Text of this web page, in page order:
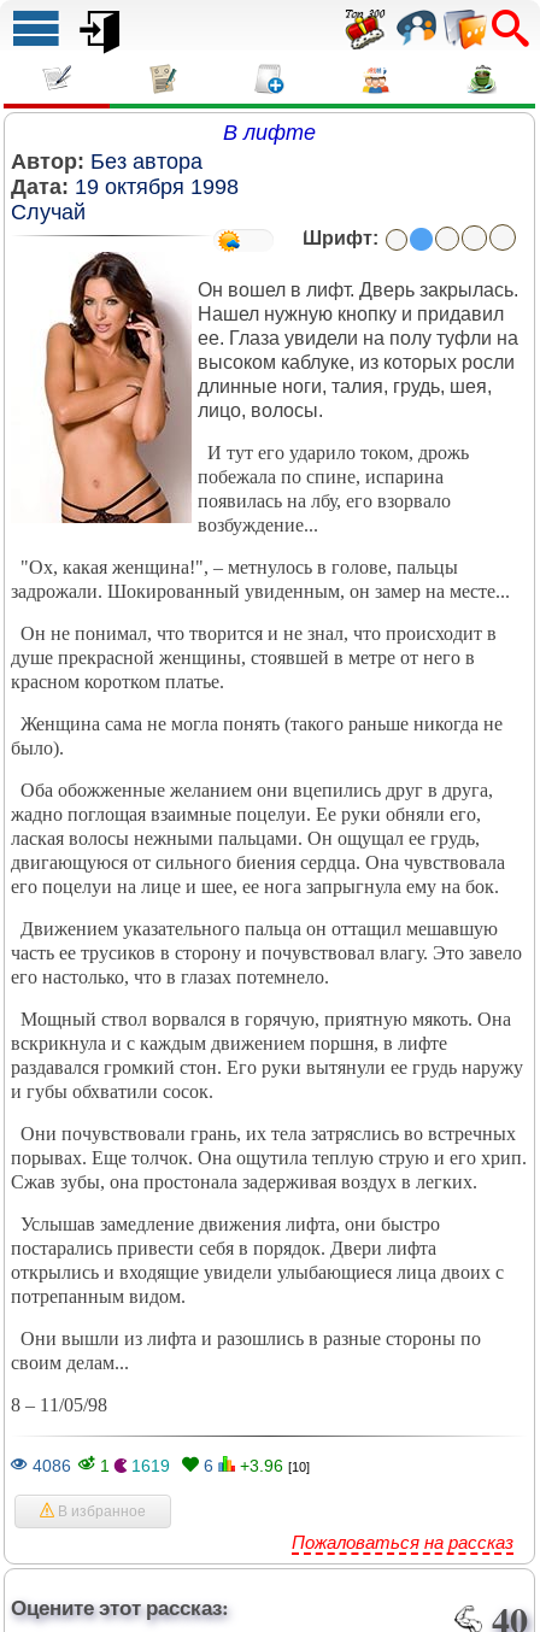
В лифте
Автор: Без автора
Дата: 19 октября 1998
Случай
Шрифт:
Он вошел в лифт. Дверь закрылась.
Нашел нужную кнопку и придавил
ее. Глаза увидели на полу туфли на
высоком каблуке, из которых росли
длинные ноги, талия, грудь, шея,
лицо, волосы.
И тут его ударило током, дрожь
побежала по спине, испарина
появилась на лбу, его взорвало
возбуждение...
"Ох, какая женщина!", – метнулось в голове, пальцы
задрожали. Шокированный увиденным, он замер на месте...
Он не понимал, что творится и не знал, что происходит в
душе прекрасной женщины, стоявшей в метре от него в
красном коротком платье.
Женщина сама не могла понять (такого раньше никогда не
было).
Оба обожженные желанием они вцепились друг в друга,
жадно поглощая взаимные поцелуи. Ее руки обняли его,
лаская волосы нежными пальцами. Он ощущал ее грудь,
двигающуюся от сильного биения сердца. Она чувствовала
его поцелуи на лице и шее, ее нога запрыгнула ему на бок.
Движением указательного пальца он оттащил мешавшую
часть ее трусиков в сторону и почувствовал влагу. Это завело
его настолько, что в глазах потемнело.
Мощный ствол ворвался в горячую, приятную мякоть. Она
вскрикнула и с каждым движением поршня, в лифте
раздавался громкий стон. Его руки вытянули ее грудь наружу
и губы обхватили сосок.
Они почувствовали грань, их тела затряслись во встречных
порывах. Еще толчок. Она ощутила теплую струю и его хрип.
Сжав зубы, она простонала задерживая воздух в легких.
Услышав замедление движения лифта, они быстро
постарались привести себя в порядок. Двери лифта
открылись и входящие увидели улыбающиеся лица двоих с
потрепанным видом.
Они вышли из лифта и разошлись в разные стороны по
своим делам...
8 – 11/05/98
4086 1 1619 6 +3.96 [10]
В избранное
Пожаловаться на рассказ
Оцените этот рассказ: 40